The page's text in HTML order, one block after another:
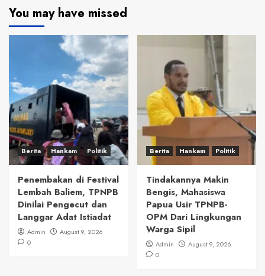
You may have missed
Berita Hankam Politik
Penembakan di Festival
Lembah Baliem, TPNPB
Dinilai Pengecut dan
Langgar Adat Istiadat
Admin
August 9, 2026
0
Berita Hankam Politik
Tindakannya Makin
Bengis, Mahasiswa
Papua Usir TPNPB-
OPM Dari Lingkungan
Warga Sipil
Admin
August 9, 2026
0